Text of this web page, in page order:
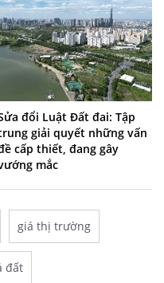
đổi Luật Đất đai: Tập
giải quyết những vấn
cấp thiết, đang gây
mắc
giá thị trường
đất